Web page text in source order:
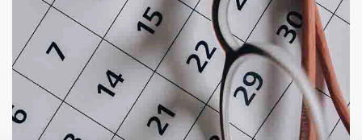
أسباب الماء الماء الأزرق